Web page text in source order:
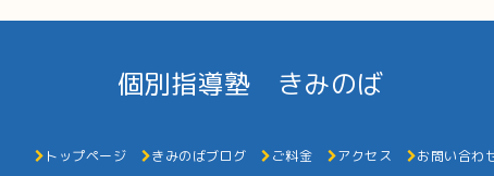
個別指導塾 きみのば
トップページ きみのばブログ ご料金 アクセス お問い合わ